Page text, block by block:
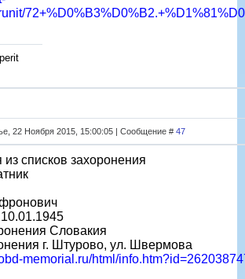
22 Ноября 2015, 15:00:05 | Сообщение # 47
списков захоронения
Словакия
г. Штурово, ул. Швермова
memorial.ru/html/